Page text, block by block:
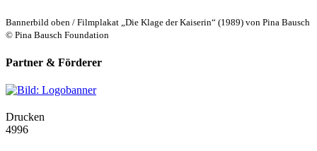
Bannerbild oben / Filmplakat „Die Klage der Kaiserin“ (1989) von Pina Bausch
© Pina Bausch Foundation
Partner & Förderer
Drucken
4996